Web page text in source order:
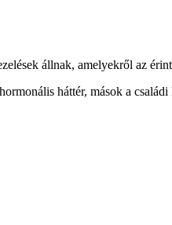
állnak, amelyekről az
háttér, mások a